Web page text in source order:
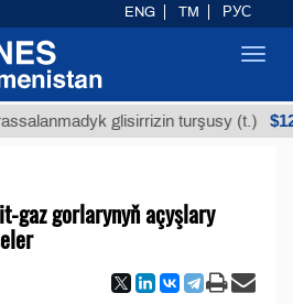
glisirrizin turşusy (t.)
gaz gorlarynyň açyşlary
ENG TM РУС